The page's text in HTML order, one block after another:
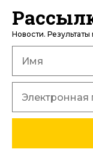
Новости.